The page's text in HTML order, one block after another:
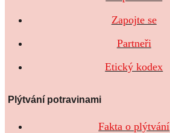
Zapojte se
Partneři
Etický kodex
Plýtvání potravinami
Fakta o plýtvání